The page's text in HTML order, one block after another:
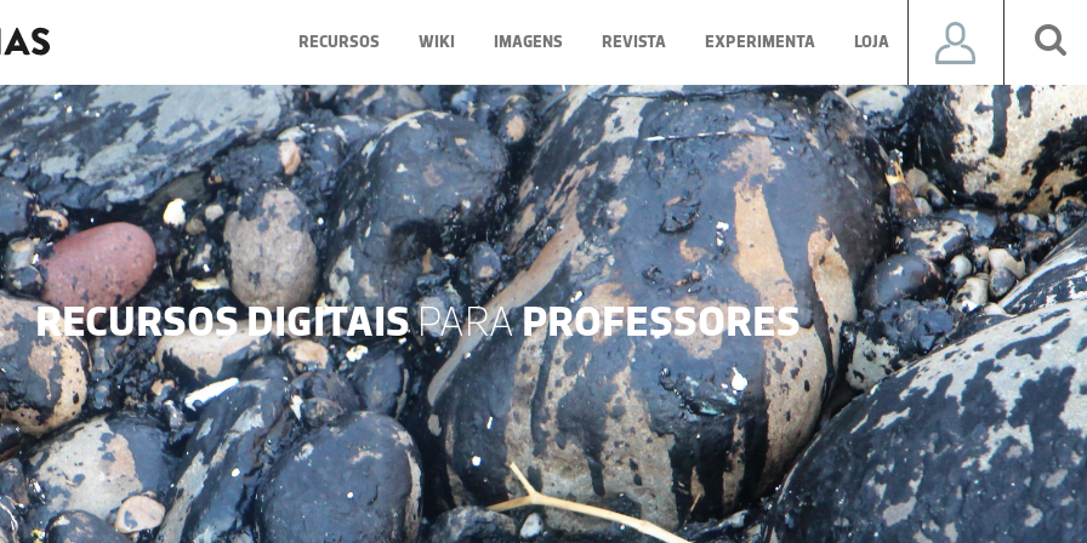
RECURSOS WIKI IMAGENS REVISTA EXPERIMENTA LOJA
RECURSOS DIGITAISPARAPROFESSORES